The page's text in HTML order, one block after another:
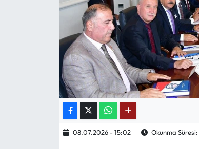
08.07.2026 - 15:02 Okunma
ASTROLOJİ
Spor Yazıları
Mektup Galeri
Ekonomi